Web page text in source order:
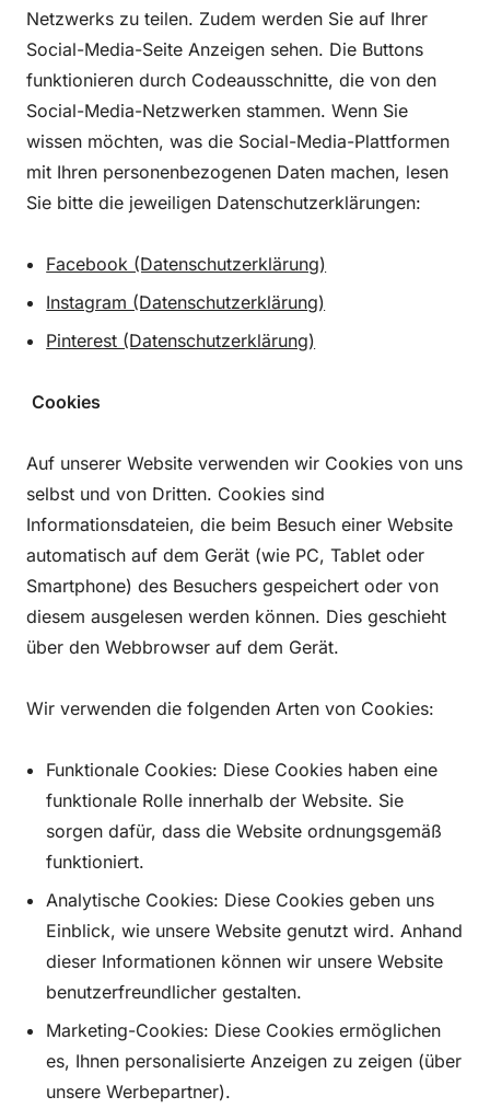
Netzwerks zu teilen. Zudem werden Sie auf Ihrer
Social-Media-Seite Anzeigen sehen. Die Buttons
funktionieren durch Codeausschnitte, die von den
Social-Media-Netzwerken stammen. Wenn Sie
wissen möchten, was die Social-Media-Plattformen
mit Ihren personenbezogenen Daten machen, lesen
Sie bitte die jeweiligen Datenschutzerklärungen:
Facebook (Datenschutzerklärung)
Instagram (Datenschutzerklärung)
Pinterest (Datenschutzerklärung)
Cookies
Auf unserer Website verwenden wir Cookies von uns
selbst und von Dritten. Cookies sind
Informationsdateien, die beim Besuch einer Website
automatisch auf dem Gerät (wie PC, Tablet oder
Smartphone) des Besuchers gespeichert oder von
diesem ausgelesen werden können. Dies geschieht
über den Webbrowser auf dem Gerät.
Wir verwenden die folgenden Arten von Cookies:
Funktionale Cookies: Diese Cookies haben eine
funktionale Rolle innerhalb der Website. Sie
sorgen dafür, dass die Website ordnungsgemäß
funktioniert.
Analytische Cookies: Diese Cookies geben uns
Einblick, wie unsere Website genutzt wird. Anhand
dieser Informationen können wir unsere Website
benutzerfreundlicher gestalten.
Marketing-Cookies: Diese Cookies ermöglichen
es, Ihnen personalisierte Anzeigen zu zeigen (über
unsere Werbepartner).